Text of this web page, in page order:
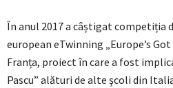
În anul 2017 a câștigat competiția
european eTwinning „Europe’s
Franța, proiect în care a fost
Pascu” alături de alte şcoli din